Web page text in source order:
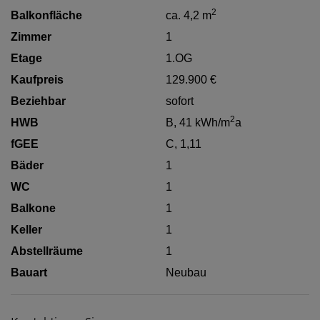
Balkonfläche ca. 4,2 m2
Zimmer
1
Etage
1.OG
Kaufpreis
129.900 €
Beziehbar
sofort
HWB
B, 41 kWh/m2a
fGEE
C, 1,11
Bäder
1
WC
1
Balkone
1
Keller
1
Abstellräume
1
Bauart
Neubau